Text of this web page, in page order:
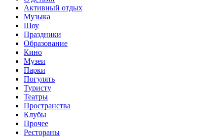
Активный отдых
Музыка
Шоу
Праздники
Образование
Кино
Музеи
Парки
Погулять
Туристу
Театры
Пространства
Клубы
Прочее
Рестораны